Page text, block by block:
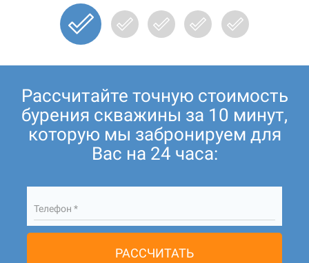
Рассчитайте точную стоимость
бурения скважины за 10 минут,
которую мы забронируем для
Вас на 24 часа:
Телефон *
РАССЧИТАТЬ